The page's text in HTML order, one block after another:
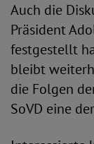
Auch die
Präsident
festgestellt
bleibt
die Folgen
SoVD eine